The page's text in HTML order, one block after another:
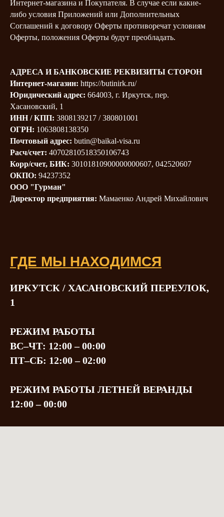
Интернет-магазина и Покупателя. В случае если какие-
либо условия Приложений или Дополнительных
Соглашений к договору Оферты противоречат условиям
Оферты, положения Оферты будут преобладать.
АДРЕСА И БАНКОВСКИЕ РЕКВИЗИТЫ СТОРОН
Интернет-магазин: https://butinirk.ru/
Юридический адрес: 664003, г. Иркутск, пер.
Хасановский, 1
ИНН / КПП: 3808139217 / 380801001
ОГРН: 1063808138350
Почтовый адрес: butin@baikal-visa.ru
Расч/счет: 40702810518350106743
Корр/счет, БИК: 30101810900000000607, 042520607
ОКПО: 94237352
ООО "Гурман"
Директор предприятия: Мамаенко Андрей Михайлович
ГДЕ МЫ НАХОДИМСЯ
ИРКУТСК / ХАСАНОВСКИЙ ПЕРЕУЛОК,
1
РЕЖИМ РАБОТЫ
ВС–ЧТ: 12:00 – 00:00
ПТ–СБ: 12:00 – 02:00
РЕЖИМ РАБОТЫ ЛЕТНЕЙ ВЕРАНДЫ
12:00 – 00:00